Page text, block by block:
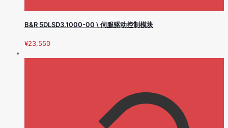
B&R 5DLSD3.1000-00 \ 伺服驱动控制模块
¥23,550